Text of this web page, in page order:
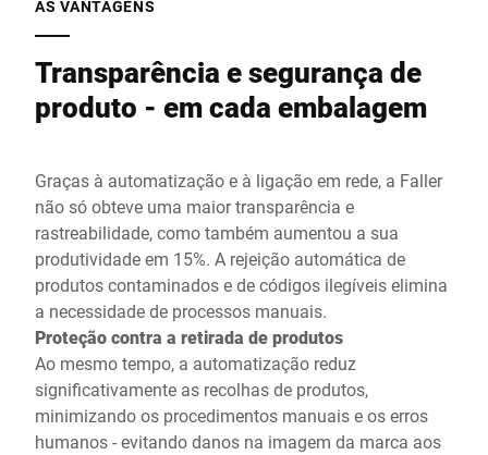
AS VANTAGENS
Transparência e segurança de
produto - em cada embalagem
Graças à automatização e à ligação em rede, a Faller
não só obteve uma maior transparência e
rastreabilidade, como também aumentou a sua
produtividade em 15%. A rejeição automática de
produtos contaminados e de códigos ilegíveis elimina
a necessidade de processos manuais.
Proteção contra a retirada de produtos
Ao mesmo tempo, a automatização reduz
significativamente as recolhas de produtos,
minimizando os procedimentos manuais e os erros
humanos - evitando danos na imagem da marca aos